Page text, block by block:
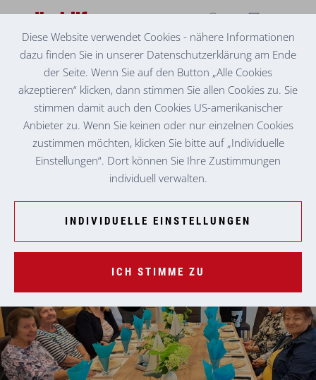
BETREUTES WOHNEN KNITTELFELD 1
HERZLICHER EMPFANG
Der Einstand neuer Mitbewohner:innen ist in der Volkshilfe
stets Anlass zum Feiern. So wurde kürzlich Herr Saiger im
Betreuten Wohnen Knittelfeld 1 begrüßt. Obwohl das Wetter
nicht mitspielte und die geplante Gartenparty ins Wasser
fiel, ließen sich die kreativen Köpfe nicht entmutigen und
Diese Website verwendet Cookies - nähere Informationen
dazu finden Sie in unserer Datenschutzerklärung am Ende
der Seite. Wenn Sie auf den Button „Alle Cookies
akzeptieren“ klicken, dann stimmen Sie allen Cookies zu. Sie
stimmen damit auch den Cookies US-amerikanischer
Anbieter zu. Wenn Sie keinen oder nur einzelnen Cookies
zustimmen möchten, klicken Sie bitte auf „Individuelle
Einstellungen“. Dort können Sie Ihre Zustimmungen
individuell verwalten.
INDIVIDUELLE EINSTELLUNGEN
ICH STIMME ZU